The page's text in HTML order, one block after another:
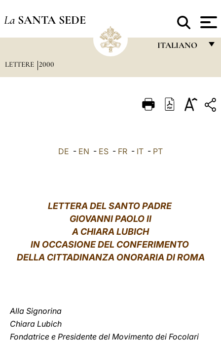
La SANTA SEDE
ITALIANO
ITALIANO
LETTERE 2000
DE - EN - ES - FR - IT - PT
LETTERA DEL SANTO PADRE
GIOVANNI PAOLO II
A CHIARA LUBICH
IN OCCASIONE DEL CONFERIMENTO
DELLA CITTADINANZA ONORARIA DI ROMA
Alla Signorina
Chiara Lubich
Fondatrice e Presidente del Movimento dei Focolari